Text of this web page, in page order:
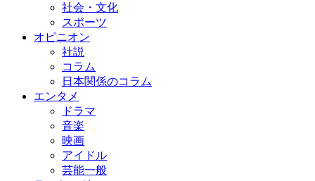
社会・文化
スポーツ
オピニオン
社説
コラム
日本関係のコラム
エンタメ
ドラマ
音楽
映画
アイドル
芸能一般